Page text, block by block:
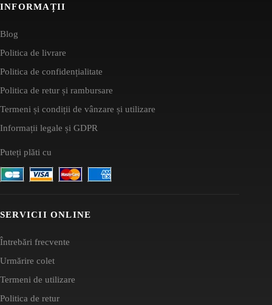
INFORMAȚII
Blog
Politica de livrare
Politica de confidențialitate
Politica de retur și rambursare
Termeni și condiții de vânzare și utilizare
Informații legale și GDPR
Puteți plăti cu
SERVICII ONLINE
Întrebări frecvente
Urmărire colet
Termeni de utilizare
Politica de retur